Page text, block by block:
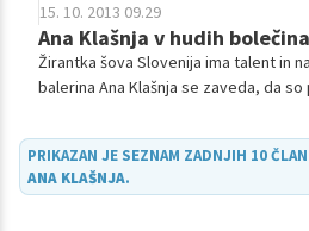
15. 10. 2013 09.29
Ana Klašnja v hudih
Žirantka šova Slovenija ima talent in
balerina Ana Klašnja se zaveda, da
njeno fizioterapevtko, pričakujejo,
bolečine plesalcev baleta v gležnjih
kratkim trpela za bolečinami v križu.
PRIKAZAN JE SEZNAM ZADNJIH 10
ANA KLAŠNJA.